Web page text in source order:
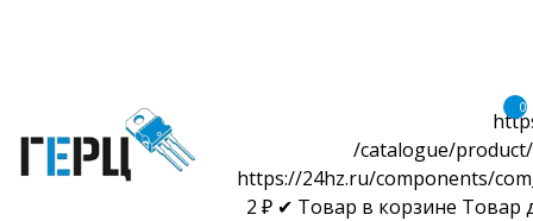
0
/catalogue/
https://24hz.ru/components/
2 ₽ ✔ Товар в корзине Товар